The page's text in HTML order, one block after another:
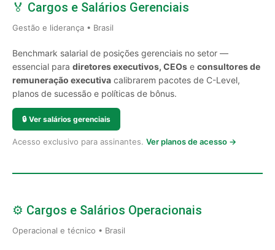
🏅 Cargos e Salários Gerenciais
Gestão e liderança • Brasil
Benchmark salarial de posições gerenciais no setor —
essencial para diretores executivos, CEOs e consultores de
remuneração executiva calibrarem pacotes de C-Level,
planos de sucessão e políticas de bônus.
🔒 Ver salários gerenciais
Acesso exclusivo para assinantes. Ver planos de acesso →
⚙️ Cargos e Salários Operacionais
Operacional e técnico • Brasil